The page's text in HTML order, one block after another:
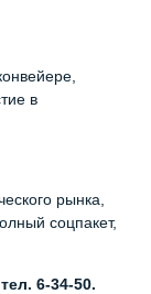
в
рынка,
соцпакет,
6-34-50.